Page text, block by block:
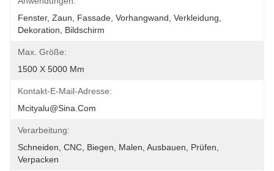
Fenster, Zaun, Fassade, Vorhangwand, Verkleidung,
Dekoration, Bildschirm
Max. Größe:
1500 X 5000 Mm
Kontakt-E-Mail-Adresse:
Mcityalu@sina.com
Verarbeitung:
Schneiden, CNC, Biegen, Malen, Ausbauen, Prüfen,
Verpacken